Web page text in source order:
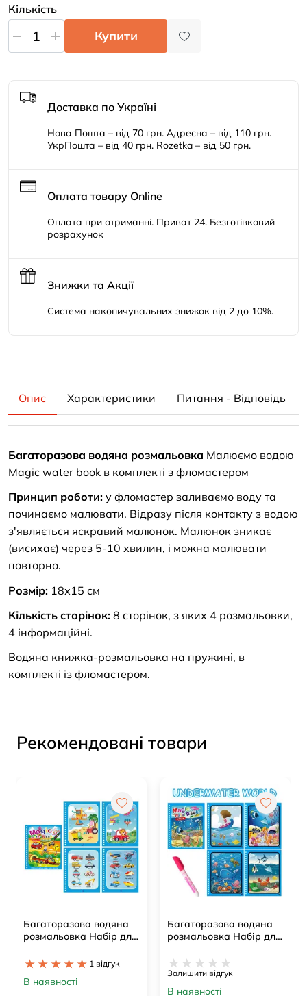
Кількість
Купити
Доставка по Україні
Нова Пошта – від 70 грн. Адресна – від 110 грн.
УкрПошта – від 40 грн. Rozetka – від 50 грн.
Оплата товару Online
Оплата при отриманні. Приват 24. Безготівковий
розрахунок
Знижки та Акції
Система накопичувальних знижок від 2 до 10%.
Опис Характеристики Питання - Відповідь
Багаторазова водяна розмальовка Малюємо водою
Magic water book в комплекті з фломастером
Принцип роботи: у фломастер заливаємо воду та
починаємо малювати. Відразу після контакту з водою
з'являється яскравий малюнок. Малюнок зникає
(висихає) через 5-10 хвилин, і можна малювати
повторно.
Розмір: 18х15 см
Кількість сторінок: 8 сторінок, з яких 4 розмальовки,
4 інформаційні.
Водяна книжка-розмальовка на пружині, в
комплекті із фломастером.
Рекомендовані товари
Багаторазова водяна
розмальовка Набір для
1 відгук
В наявності
Багаторазова водяна
розмальовка Набір для
Залишити відгук
В наявності